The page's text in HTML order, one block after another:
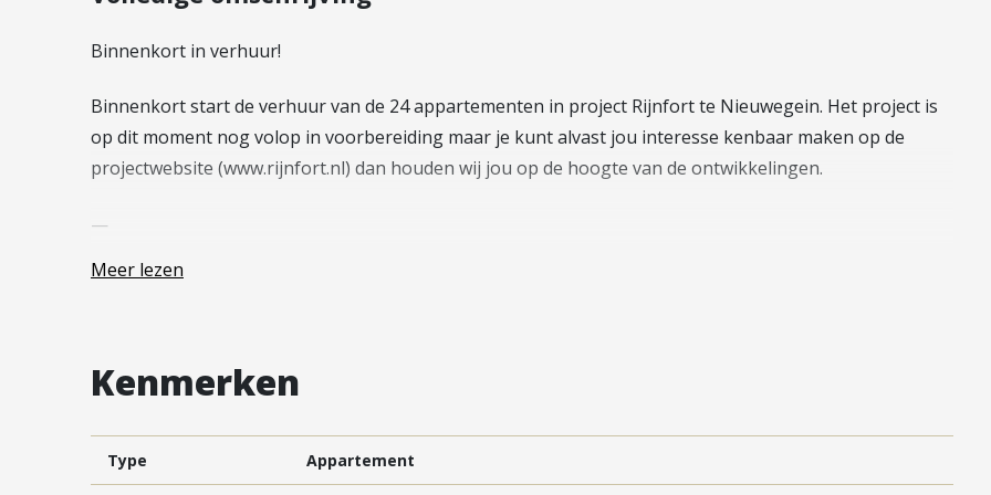
Vestiging Vleuten-De Meern en
Leidsche Rijn
Vestiging Vianen
Vestiging Maarssen
Binnenkort in verhuur!
Binnenkort start de verhuur van de 24 appartementen in project Rijnfort te Nieuwegein. Het project is
op dit moment nog volop in voorbereiding maar je kunt alvast jou interesse kenbaar maken op de
projectwebsite (www.rijnfort.nl) dan houden wij jou op de hoogte van de ontwikkelingen.
—
Rijnfort | Schild.
zijn voorzien van sanitair en tegelwerk en een luxe keuken met inbouwapparatuur.
Laat je verassen door het herontdekte gebied Rijnhuizen in Nieuwegein met haar rijke historie en
mooie hotspots! Ben je bijvoorbeeld al bij Fort Jutphaas geweest of bij kasteel Rijnhuizen? De afgelopen
Meer lezen
Kenmerken
Type Appartement